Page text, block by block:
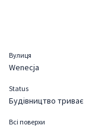
Вулиця
Wenecja
Status
Будівництво триває
Всі поверхи